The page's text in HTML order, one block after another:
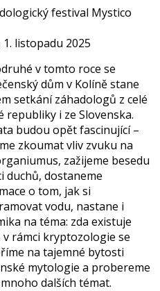
festival Mystico
1. listopadu 2025
v tomto roce se
dům v Kolíně stane
setkání záhadologů z celé
republiky i ze Slovenska.
budou opět fascinující –
zkoumat vliv zvuku na
zažijeme besedu
duchů, dostaneme
o tom, jak si
vodu, nastane i
na téma: zda existuje
v rámci kryptozologie se
na tajemné bytosti
mytologie a probereme
dalších témat.